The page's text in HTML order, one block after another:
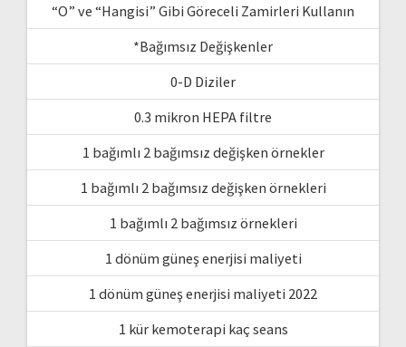
“O” ve “Hangisi” Gibi Göreceli Zamirleri Kullanın
*Bağımsız Değişkenler
0-D Diziler
0.3 mikron HEPA filtre
1 bağımlı 2 bağımsız değişken örnekler
1 bağımlı 2 bağımsız değişken örnekleri
1 bağımlı 2 bağımsız örnekleri
1 dönüm güneş enerjisi maliyeti
1 dönüm güneş enerjisi maliyeti 2022
1 kür kemoterapi kaç seans